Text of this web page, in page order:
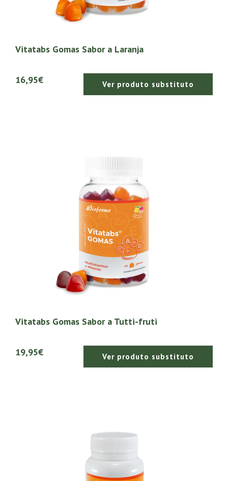
Vitatabs Gomas Sabor a Laranja
16,95€ Ver produto substituto
Vitatabs Gomas Sabor a Tutti-fruti
19,95€ Ver produto substituto